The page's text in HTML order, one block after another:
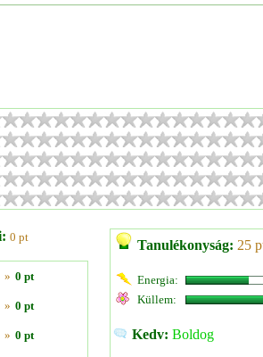
0 pt
» 0 pt
» 0 pt
» 0 pt
Tanulékonyság: 25
Energia:
Küllem:
Kedv: Boldog